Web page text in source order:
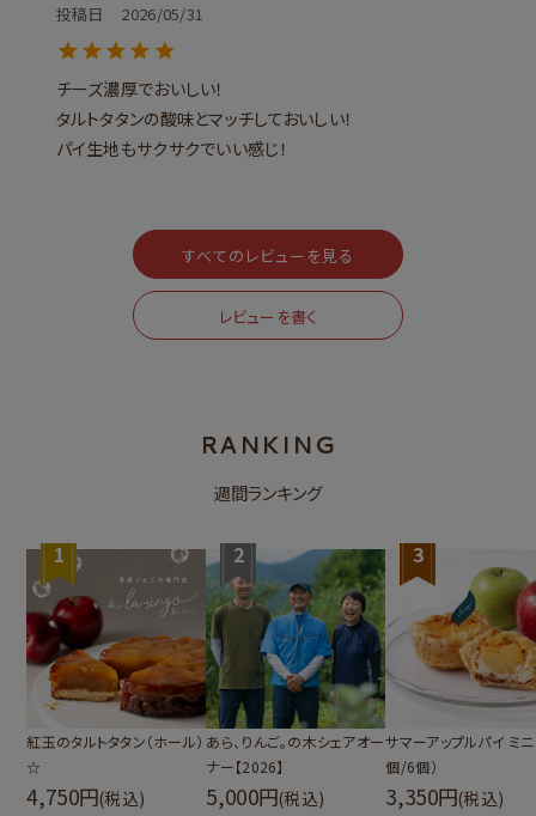
投稿日
2026/05/31
チーズ濃厚でおいしい！
タルトタタンの酸味とマッチしておいしい！
パイ生地もサクサクでいい感じ！
すべてのレビューを見る
レビューを書く
RANKING
週間ランキング
1
紅玉のタルトタタン（ホール）
☆
4,750 (税込)
2
あら、りんご。の木シェアオー
ナー【2026】
5,000 (税込)
3
サマーアップルパイ ミニ
個/6個）
3,350 (税込)